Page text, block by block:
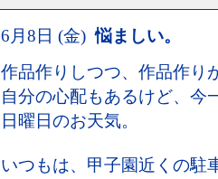
6月8日 (金)悩ましい。
作品作りしつつ、作品作り
自分の心配もあるけど、今
日曜日のお天気。
いつもは、甲子園近くの駐